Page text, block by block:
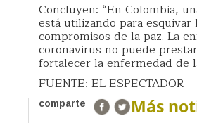
Concluyen: “En Colombia,
está utilizando para esquivar
compromisos de la paz. La
coronavirus no puede
fortalecer la enfermedad de
FUENTE: EL ESPECTADOR
comparte Más